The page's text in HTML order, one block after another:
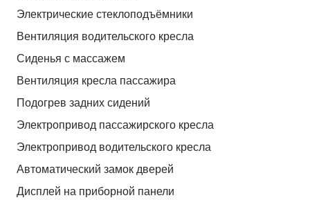
Электрические стеклоподъёмники
Вентиляция водительского кресла
Сиденья с массажем
Вентиляция кресла пассажира
Подогрев задних сидений
Электропривод пассажирского кресла
Электропривод водительского кресла
Автоматический замок дверей
Дисплей на приборной панели